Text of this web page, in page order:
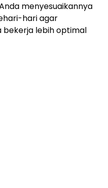
menyesuaikannya
hari agar
bekerja lebih optimal